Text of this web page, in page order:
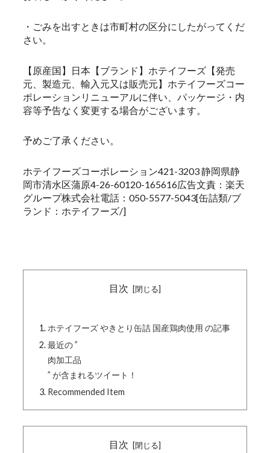
・ごみを出すときは市町村の区分にしたがってくだ
さい。
【原産国】日本【ブランド】ホテイフーズ【発売
元、製造元、輸入元又は販売元】ホテイフーズコー
ポレーションリニューアルに伴い、パッケージ・内
容等予告なく変更する場合がございます。
予めご了承ください。
ホテイフーズコーポレーション421-3203 静岡県静
岡市清水区蒲原4-26-60120-165616広告文責：楽天
グループ株式会社電話：050-5577-5043[缶詰類/ブ
ランド：ホテイフーズ/]
目次
ホテイフーズ やきとり缶詰 国産鶏肉使用 の記事
最近の ”
肉加工品
” が含まれるツイート！
Recommended Item
目次